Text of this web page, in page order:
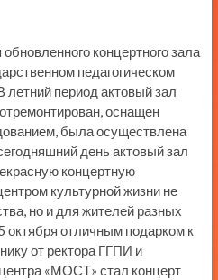
концертного зала
педагогическом
летний период актовый зал
оснащен
была осуществлена
день актовый зал
концертную
культурной жизни не
но и для жителей разных
октября отличным подарком к
от ректора ГГПИ и
«МОСТ» стал концерт